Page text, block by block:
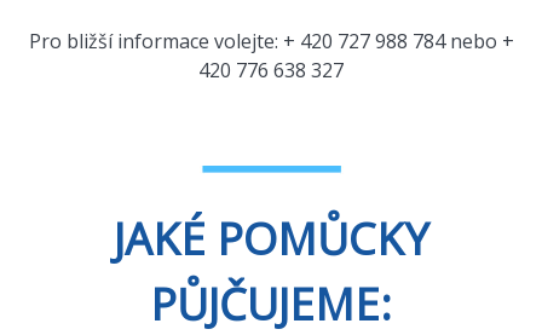
Pro bližší informace volejte: + 420 727 988 784 nebo +
420 776 638 327
JAKÉ POMŮCKY
PŮJČUJEME: